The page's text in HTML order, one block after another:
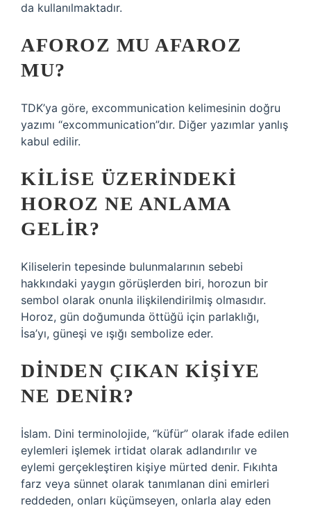
da kullanılmaktadır.
AFOROZ MU AFAROZ
MU?
TDK’ya göre, excommunication kelimesinin doğru
yazımı “excommunication”dır. Diğer yazımlar yanlış
kabul edilir.
KILISE ÜZERINDEKI
HOROZ NE ANLAMA
GELIR?
Kiliselerin tepesinde bulunmalarının sebebi
hakkındaki yaygın görüşlerden biri, horozun bir
sembol olarak onunla ilişkilendirilmiş olmasıdır.
Horoz, gün doğumunda öttüğü için parlaklığı,
İsa’yı, güneşi ve ışığı sembolize eder.
DINDEN ÇIKAN KIŞIYE
NE DENIR?
İslam. Dini terminolojide, “küfür” olarak ifade edilen
eylemleri işlemek irtidat olarak adlandırılır ve
eylemi gerçekleştiren kişiye mürted denir. Fıkıhta
farz veya sünnet olarak tanımlanan dini emirleri
reddeden, onları küçümseyen, onlarla alay eden